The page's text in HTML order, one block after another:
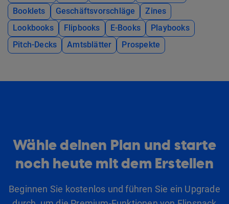
Booklets
Geschäftsvorschläge
Zines
Lookbooks
Flipbooks E-Books
Playbooks
Pitch-Decks
Amtsblätter Prospekte
Wähle deinen Plan und starte
noch heute mit dem Erstellen
Beginnen Sie kostenlos und führen Sie ein Upgrade